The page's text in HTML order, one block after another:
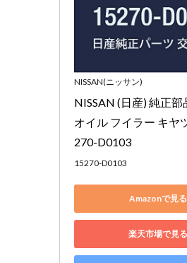
NISSAN(ニッサン)
NISSAN (日産) 純正部
オイル フイラー キヤ
270-D0103
15270-D0103
Amazonで見る
楽天市場で見る